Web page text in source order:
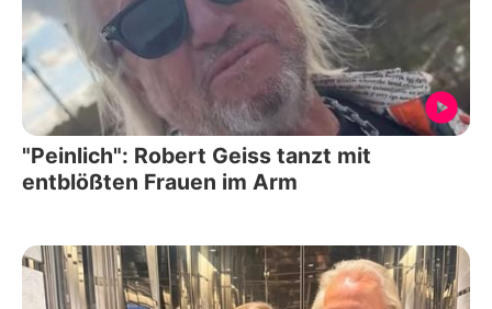
"Peinlich": Robert Geiss tanzt mit
entblößten Frauen im Arm